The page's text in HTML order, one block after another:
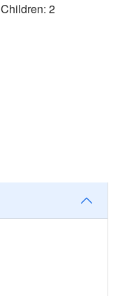
Children: 2